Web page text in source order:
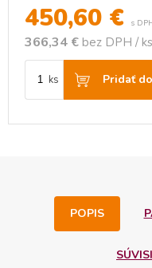
450,60 € s
366,34 € bez DPH / ks
ks Pridať
POPIS